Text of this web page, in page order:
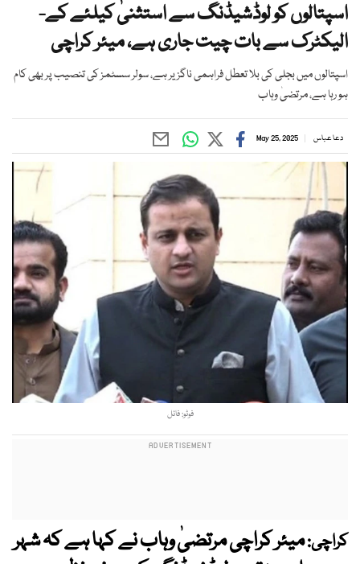
اسپتالوں کو لوڈشیڈنگ سے استثنیٰ کیلئے کے-
الیکٹرک سے بات چیت جاری ہے، میئر کراچی
اسپتالوں میں بجلی کی بلا تعطل فراہمی ناگزیر ہے، سولر سسٹمز کی تنصیب پر بھی کام
ہو رہا ہے، مرتضیٰ وہاب
دعا عباس May 25, 2025
فوٹو: فائل
کراچی:میئر کراچی مرتضیٰ وہاب نے کہا ہے کہ شہر